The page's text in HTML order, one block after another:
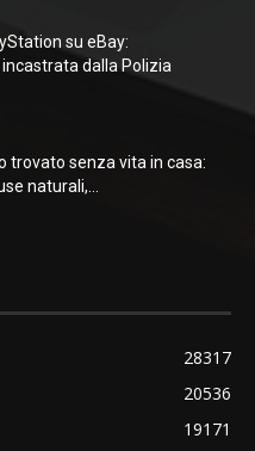
su eBay:
dalla Polizia
trovato senza vita in casa:
naturali,...
28317
20536
19171